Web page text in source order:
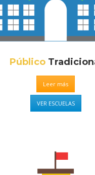
Público
Leer más
VER ESCUELAS